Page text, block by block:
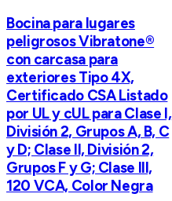
Bocina para lugares
peligrosos Vibratone®
con carcasa para
exteriores Tipo 4X,
Certificado CSA Listado
por UL y cUL para Clase I,
División 2, Grupos A, B, C
y D; Clase II, División 2,
Grupos F y G; Clase III,
120 VCA, Color Negra